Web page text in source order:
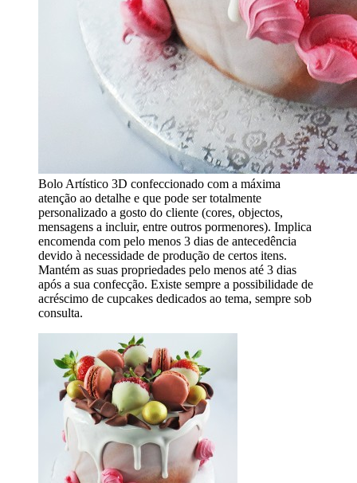
Bolo Artístico 3D confeccionado com a máxima
atenção ao detalhe e que pode ser totalmente
personalizado a gosto do cliente (cores, objectos,
mensagens a incluir, entre outros pormenores). Implica
encomenda com pelo menos 3 dias de antecedência
devido à necessidade de produção de certos itens.
Mantém as suas propriedades pelo menos até 3 dias
após a sua confecção. Existe sempre a possibilidade de
acréscimo de cupcakes dedicados ao tema, sempre sob
consulta.